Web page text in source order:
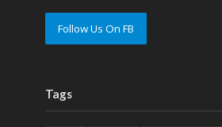
Follow Us On FB
Tags